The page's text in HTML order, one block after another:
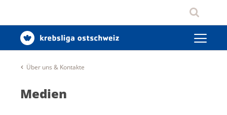
Über uns & Kontakte
Medien